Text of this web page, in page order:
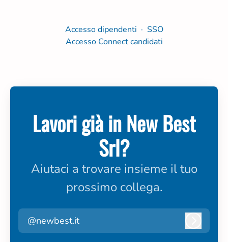
Accesso dipendenti · SSO
Accesso Connect candidati
Lavori già in New Best
Srl?
Aiutaci a trovare insieme il tuo
prossimo collega.
@newbest.it